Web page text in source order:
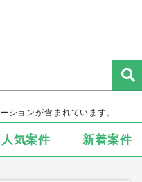
ションが含まれています。
人気案件 新着案件